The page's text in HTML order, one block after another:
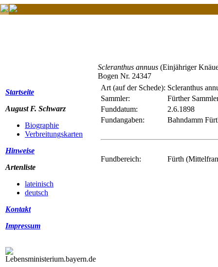
Startseite
August F. Schwarz
Biographie
Verbreitungskarten
Hinweise
Artenliste
lateinisch
deutsch
Kontakt
Impressum
Scleranthus annuus (Einjähriger
Bogen Nr. 24347
Art (auf der Schede): Scleranthus
Sammler:
Fürther
Funddatum:
2.6.1898
Fundangaben:
Bahndamm
Fundbereich: Fürth